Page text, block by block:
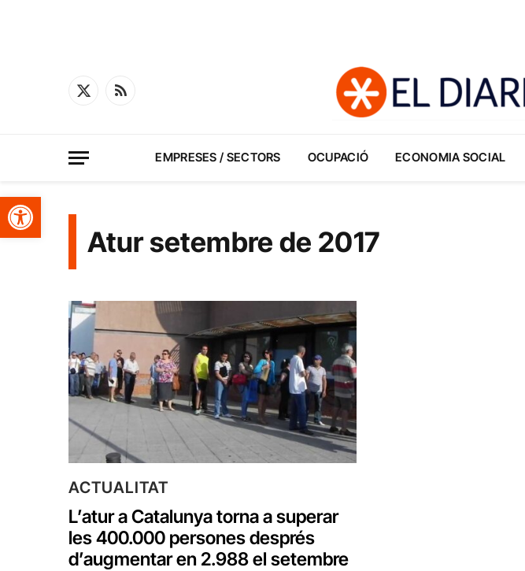
Obre la barra d'eines
X
RSS
EMPRESES / SECTORS OCUPACIÓ ECONOMIA SOCIAL
Atur setembre de 2017
ACTUALITAT
L’atur a Catalunya torna a superar
les 400.000 persones després
d’augmentar en 2.988 el setembre